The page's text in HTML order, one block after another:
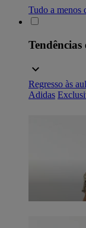
Tudo a menos
Tendências
Regresso às
Adidas